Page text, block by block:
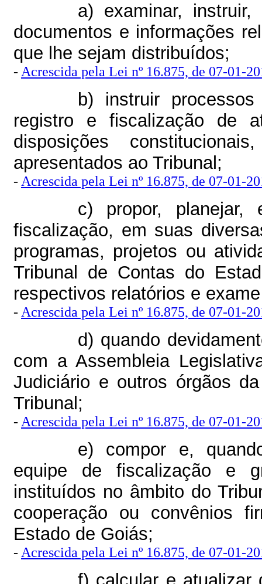
a) examinar, instruir,
documentos e informações
que lhe sejam distribuídos;
- Acrescida pela Lei nº 16.875, de 07-01-
b) instruir
registro e fiscalização de
disposições
apresentados ao Tribunal;
- Acrescida pela Lei nº 16.875, de 07-01-
c) propor, planejar,
fiscalização, em suas
programas, projetos ou
Tribunal de Contas do
respectivos relatórios e
- Acrescida pela Lei nº 16.875, de 07-01-
d) quando
com a Assembleia
Judiciário e outros órgãos
Tribunal;
- Acrescida pela Lei nº 16.875, de 07-01-
e) compor e,
equipe de fiscalização e
instituídos no âmbito do
cooperação ou convênios
Estado de Goiás;
- Acrescida pela Lei nº 16.875, de 07-01-